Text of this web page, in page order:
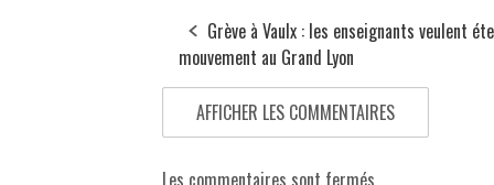
Grève à Vaulx : les enseignants veulent
mouvement au Grand Lyon
AFFICHER LES COMMENTAIRES
Les commentaires sont fermés